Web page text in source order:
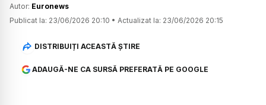
Autor: Euronews
Publicat la: 23/06/2026 20:10 • Actualizat la: 23/06/2026 20:15
DISTRIBUIȚI ACEASTĂ ȘTIRE
ADAUGĂ-NE CA SURSĂ PREFERATĂ PE GOOGLE